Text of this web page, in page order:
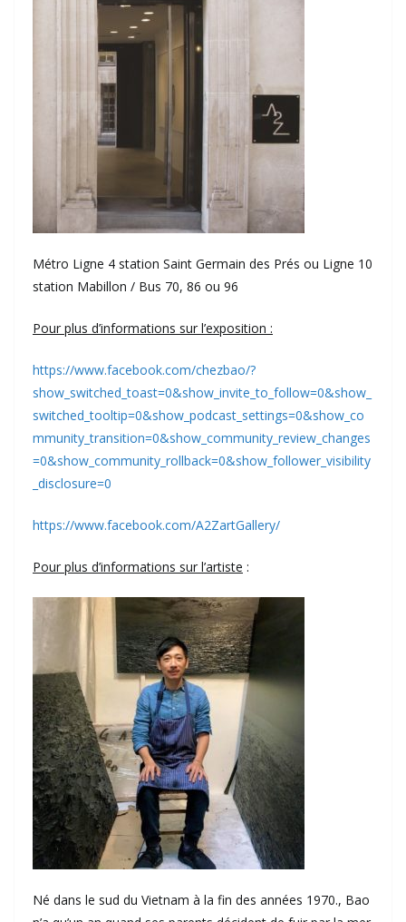
Métro Ligne 4 station Saint Germain des Prés ou Ligne 10
station Mabillon / Bus 70, 86 ou 96
Pour plus d’informations sur l’exposition :
https://www.facebook.com/chezbao/?
show_switched_toast=0&show_invite_to_follow=0&show_
switched_tooltip=0&show_podcast_settings=0&show_co
mmunity_transition=0&show_community_review_changes
=0&show_community_rollback=0&show_follower_visibility
_disclosure=0
https://www.facebook.com/A2ZartGallery/
Pour plus d’informations sur l’artiste :
Né dans le sud du Vietnam à la fin des années 1970., Bao